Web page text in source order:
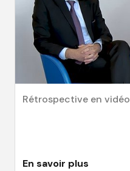
Rétrospective en vidéo
En savoir plus